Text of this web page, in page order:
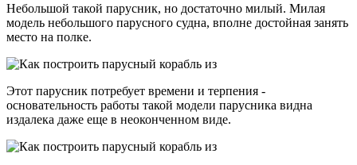
Небольшой такой парусник, но достаточно милый. Милая
модель небольшого парусного судна, вполне достойная занять
место на полке.
Этот парусник потребует времени и терпения -
основательность работы такой модели парусника видна
издалека даже еще в неоконченном виде.